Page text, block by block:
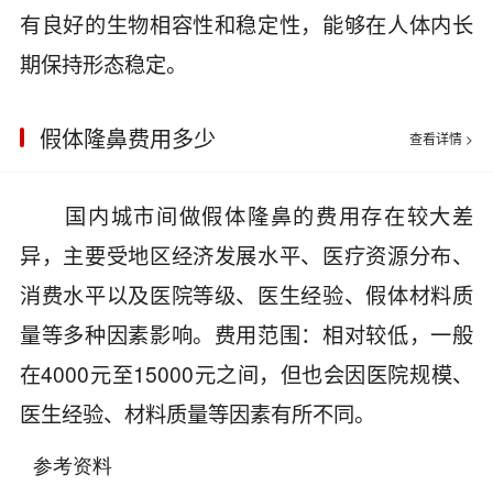
有良好的生物相容性和稳定性，能够在人体内长
期保持形态稳定。
假体隆鼻费用多少 查看详情 >
国内城市间做假体隆鼻的费用存在较大差
异，主要受地区经济发展水平、医疗资源分布、
消费水平以及医院等级、医生经验、假体材料质
量等多种因素影响。费用范围：相对较低，一般
在4000元至15000元之间，但也会因医院规模、
医生经验、材料质量等因素有所不同。
参考资料